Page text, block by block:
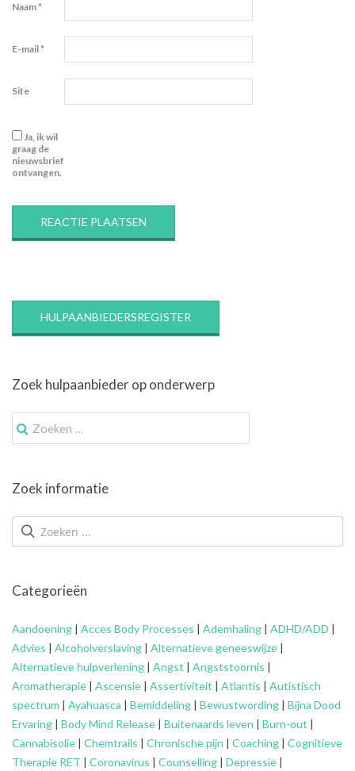
Naam*
E-mail*
Site
Ja, ik wil
graag de
nieuwsbrief
ontvangen.
HULPAANBIEDERSREGISTER
Zoek hulpaanbieder op onderwerp
Zoek
naar:
Zoek informatie
Categorieën
Aandoening | Acces Body Processes | Ademhaling | ADHD/ADD |
Advies | Alcoholverslaving | Alternatieve geneeswijze |
Alternatieve hulpverlening | Angst | Angststoornis |
Aromatherapie | Ascensie | Assertiviteit | Atlantis | Autistisch
spectrum | Ayahuasca | Bemiddeling | Bewustwording | Bijna Dood
Ervaring | Body Mind Release | Buitenaards leven | Burn-out |
Cannabisolie | Chemtrails | Chronische pijn | Coaching | Cognitieve
Therapie RET | Coronavirus | Counselling | Depressie |